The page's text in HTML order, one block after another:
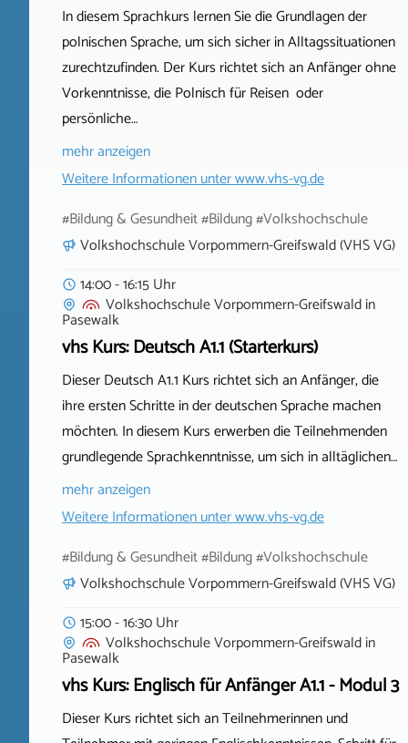
In diesem Sprachkurs lernen Sie die Grundlagen der
polnischen Sprache, um sich sicher in Alltagssituationen
zurechtzufinden. Der Kurs richtet sich an Anfänger ohne
Vorkenntnisse, die Polnisch für Reisen oder
persönliche…
mehr anzeigen
Weitere Informationen unterwww.vhs-vg.de
#Bildung & Gesundheit #Bildung #Volkshochschule
Volkshochschule Vorpommern-Greifswald (VHS VG)
14:00 - 16:15 Uhr
Volkshochschule Vorpommern-Greifswaldin
Pasewalk
vhs Kurs: Deutsch A1.1 (Starterkurs)
Dieser Deutsch A1.1 Kurs richtet sich an Anfänger, die
ihre ersten Schritte in der deutschen Sprache machen
möchten. In diesem Kurs erwerben die Teilnehmenden
grundlegende Sprachkenntnisse, um sich in alltäglichen…
mehr anzeigen
Weitere Informationen unterwww.vhs-vg.de
#Bildung & Gesundheit #Bildung #Volkshochschule
Volkshochschule Vorpommern-Greifswald (VHS VG)
15:00 - 16:30 Uhr
Volkshochschule Vorpommern-Greifswaldin
Pasewalk
vhs Kurs: Englisch für Anfänger A1.1 - Modul 3
Dieser Kurs richtet sich an Teilnehmerinnen und